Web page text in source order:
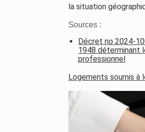
la situation
Sources :
Décret no 2024-
1948 déterminant
professionnel
Logements soumis à